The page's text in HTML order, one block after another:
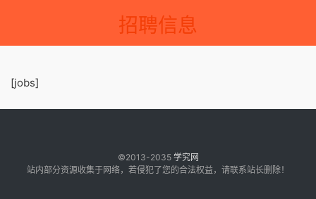
招聘信息
[jobs]
©2013-2035 学究网
站内部分资源收集于网络，若侵犯了您的合法权益，请联系站长删除！